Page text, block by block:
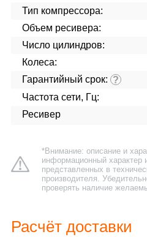
Тип компрессора:
Объем ресивера:
Число цилиндров:
Колеса:
Гарантийный срок: ?
Частота сети, Гц:
Ресивер
*Внимание: описание и
информационный характер
представленных в
производителя.
проверять наличие
Расчёт доставки